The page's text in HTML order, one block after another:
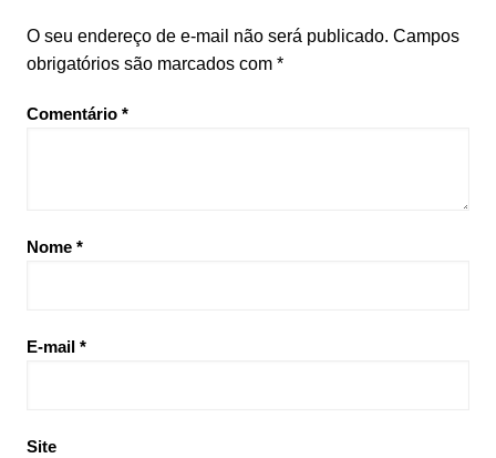
O seu endereço de e-mail não será publicado. Campos
obrigatórios são marcados com *
Comentário *
Nome *
E-mail *
Site